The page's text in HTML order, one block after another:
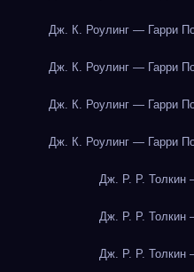
Дж. К. Роулинг — Гарри
Дж. К. Роулинг — Гарри
Дж. К. Роулинг — Гарри
Дж. К. Роулинг — Гарри
Дж. Р. Р. Толкин
Дж. Р. Р. Толкин
Дж. Р. Р. Толкин